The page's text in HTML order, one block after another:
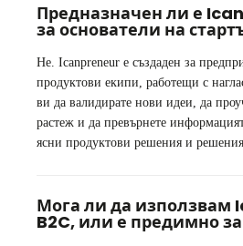
Предназначен ли е
за основатели на
Не. Icanpreneur е създаден за
продуктови екипи, работещи с
ви да валидирате нови идеи, да
растеж и да превърнете
ясни продуктови решения и решения
Мога ли да използвам
B2C, или е предимно за